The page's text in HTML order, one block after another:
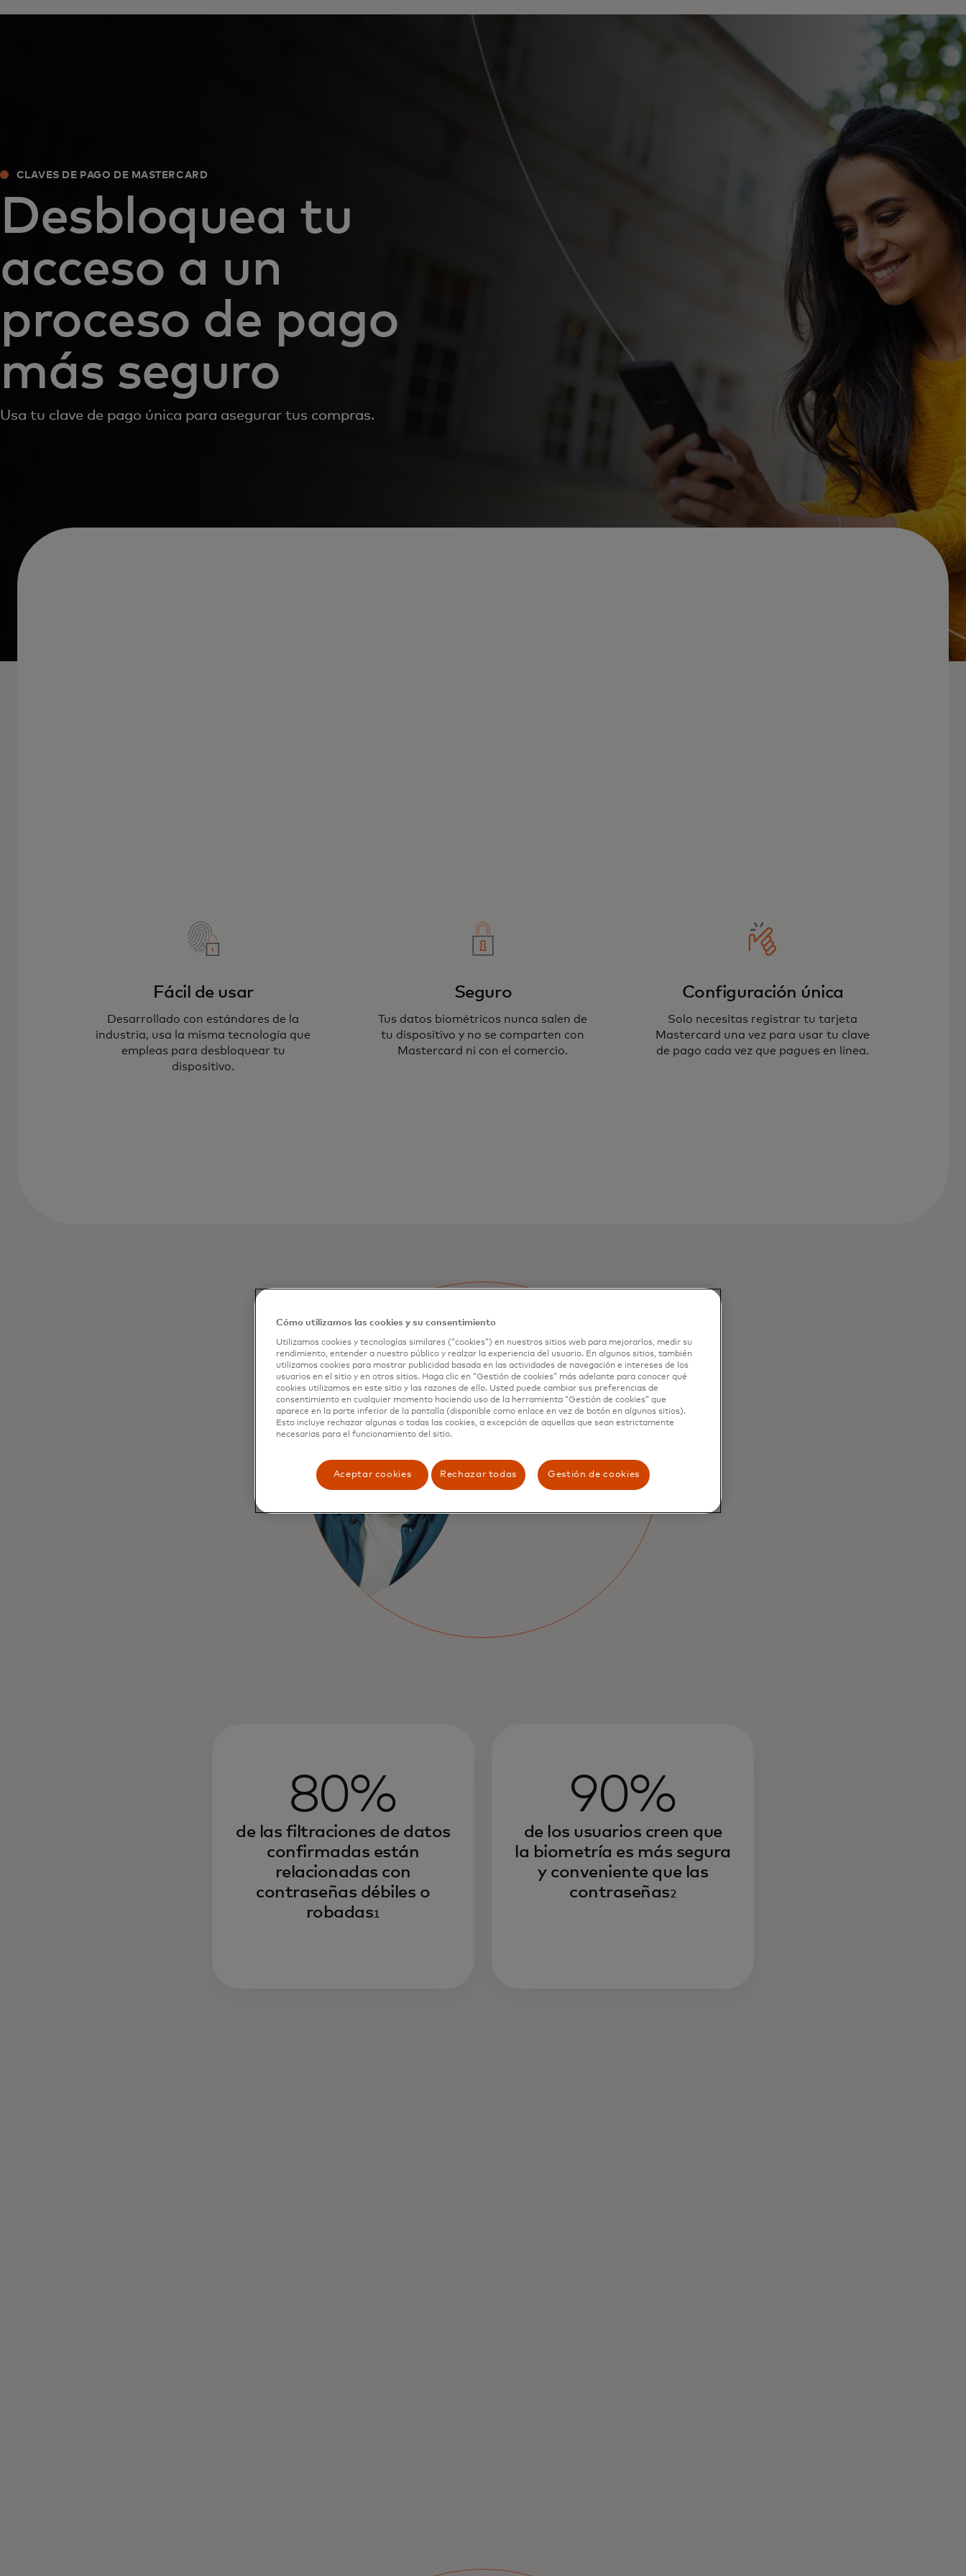
CLAVES DE PAGO DE MASTERCARD
Desbloquea tu
acceso a un
proceso de pago
más seguro
Usa tu clave de pago única para asegurar tus compras.
Fácil de usar
Desarrollado con estándares de la
industria, usa la misma tecnología que
empleas para desbloquear tu
dispositivo.
Seguro
Tus datos biométricos nunca salen de
tu dispositivo y no se comparten con
Mastercard ni con el comercio.
Configuración única
Solo necesitas registrar tu tarjeta
Mastercard una vez para usar tu clave
de pago cada vez que pagues en línea.
Seguridad que es
única para ti
Las claves de acceso no se pueden adivinar
ni robar fácilmente, ya que emplean los
datos biométricos que usas para acceder a
80%
de las filtraciones de datos
confirmadas están
relacionadas con
contraseñas débiles o
robadas1
90%
de los usuarios creen que
la biometría es más segura
y conveniente que las
contraseñas2
Cómo utilizamos las cookies y su consentimiento
Utilizamos cookies y tecnologías similares (“cookies”) en nuestros sitios web para mejorarlos, medir su
rendimiento, entender a nuestro público y realzar la experiencia del usuario. En algunos sitios, también
utilizamos cookies para mostrar publicidad basada en las actividades de navegación e intereses de los
usuarios en el sitio y en otros sitios. Haga clic en “Gestión de cookies” más adelante para conocer qué
cookies utilizamos en este sitio y las razones de ello. Usted puede cambiar sus preferencias de
consentimiento en cualquier momento haciendo uso de la herramienta “Gestión de cookies” que
aparece en la parte inferior de la pantalla (disponible como enlace en vez de botón en algunos sitios).
Esto incluye rechazar algunas o todas las cookies, a excepción de aquellas que sean estrictamente
necesarias para el funcionamiento del sitio.
Aceptar cookies Rechazar todas Gestión de cookies